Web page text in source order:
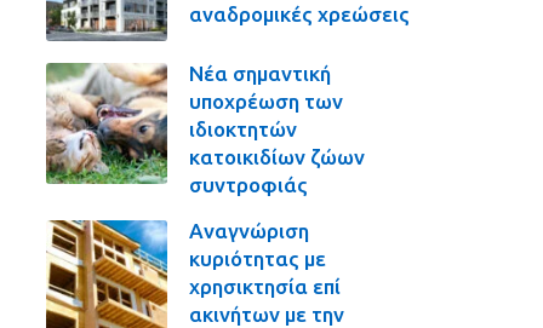
αναδρομικές χρεώσεις
Νέα σημαντική
υποχρέωση των
ιδιοκτητών
κατοικιδίων ζώων
συντροφιάς
Αναγνώριση
κυριότητας με
χρησικτησία επί
ακινήτων με την